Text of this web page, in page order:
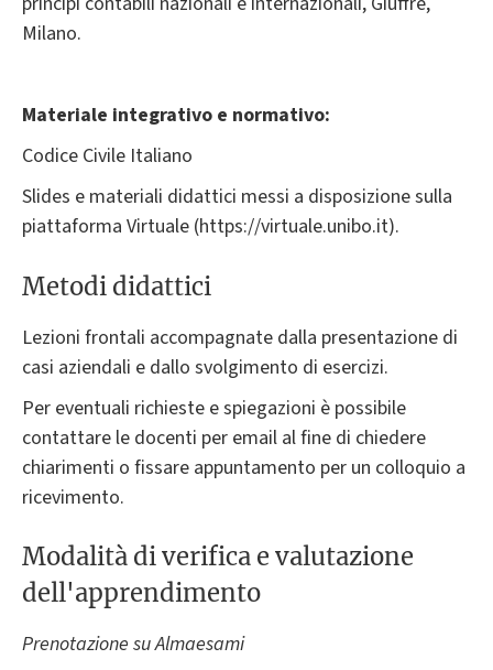
Milano.
Materiale integrativo e normativo:
Codice Civile Italiano
Slides e materiali didattici messi a disposizione sulla
piattaforma Virtuale (https://virtuale.unibo.it).
Metodi didattici
Lezioni frontali accompagnate dalla presentazione di
casi aziendali e dallo svolgimento di esercizi.
Per eventuali richieste e spiegazioni è possibile
contattare le docenti per email al fine di chiedere
chiarimenti o fissare appuntamento per un colloquio a
ricevimento.
Modalità di verifica e valutazione
dell'apprendimento
Prenotazione su Almaesami